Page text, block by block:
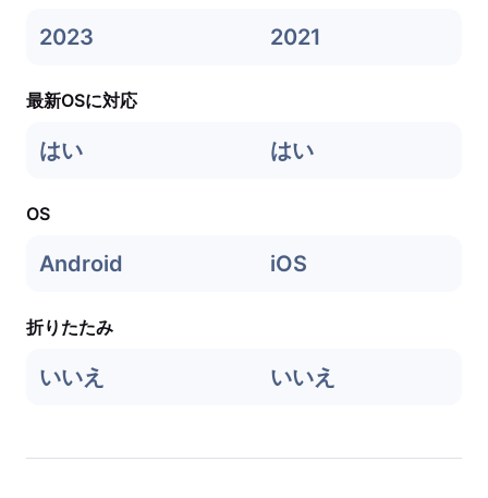
2023 2021
最新OSに対応
はい はい
OS
Android iOS
折りたたみ
いいえ いいえ